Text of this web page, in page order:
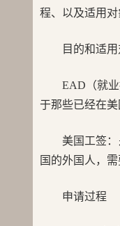
程、以及适用
目的和适用
EAD（就
于那些已经在
美国工签
国的外国人，
申请过程